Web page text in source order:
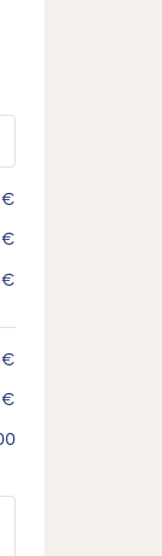
€
€
€
€
€